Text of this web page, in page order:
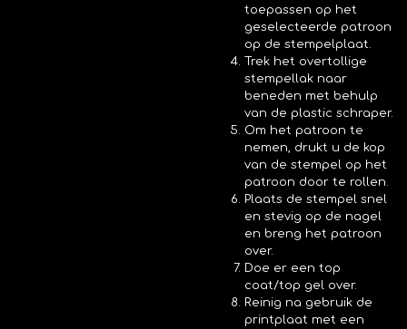
toepassen op het
geselecteerde patroon
op de stempelplaat.
Trek het overtollige
stempellak naar
beneden met behulp
van de plastic schraper.
Om het patroon te
nemen, drukt u de kop
van de stempel op het
patroon door te rollen.
Plaats de stempel snel
en stevig op de nagel
en breng het patroon
over.
Doe er een top
coat/top gel over.
Reinig na gebruik de
printplaat met een